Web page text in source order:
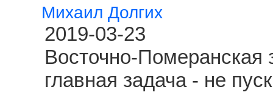
Михаил Долгих
2019-03-23
Восточно-Померанская
главная задача - не